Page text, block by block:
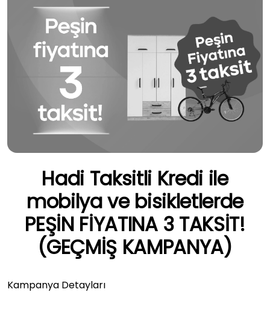
Hadi Taksitli Kredi ile
mobilya ve bisikletlerde
PEŞİN FİYATINA 3 TAKSİT!
(GEÇMİŞ KAMPANYA)
Kampanya Detayları